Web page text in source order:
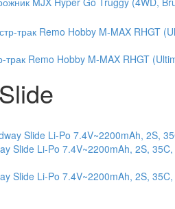
Remo Hobby M-MAX RHGT
Slide Li-Po 7.4V~2200mAh, 2S,
Slide Li-Po 7.4V~2200mAh, 2S,